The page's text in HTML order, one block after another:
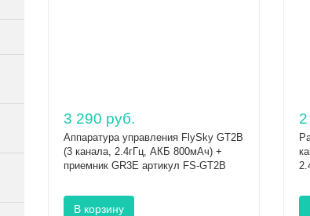
3 290 руб.
Аппаратура управления FlySky GT2B
(3 канала, 2.4гГц, АКБ 800мАч) +
приемник GR3E артикул FS-GT2B